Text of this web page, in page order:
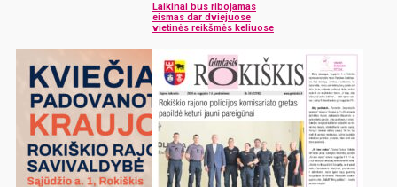
Laikinai bus ribojamas
eismas dar dviejuose
vietinės reikšmės keliuose